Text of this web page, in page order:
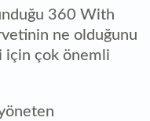
360 With
ne olduğunu
için çok önemli